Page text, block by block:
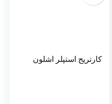
کارتریج استپلر اشلون